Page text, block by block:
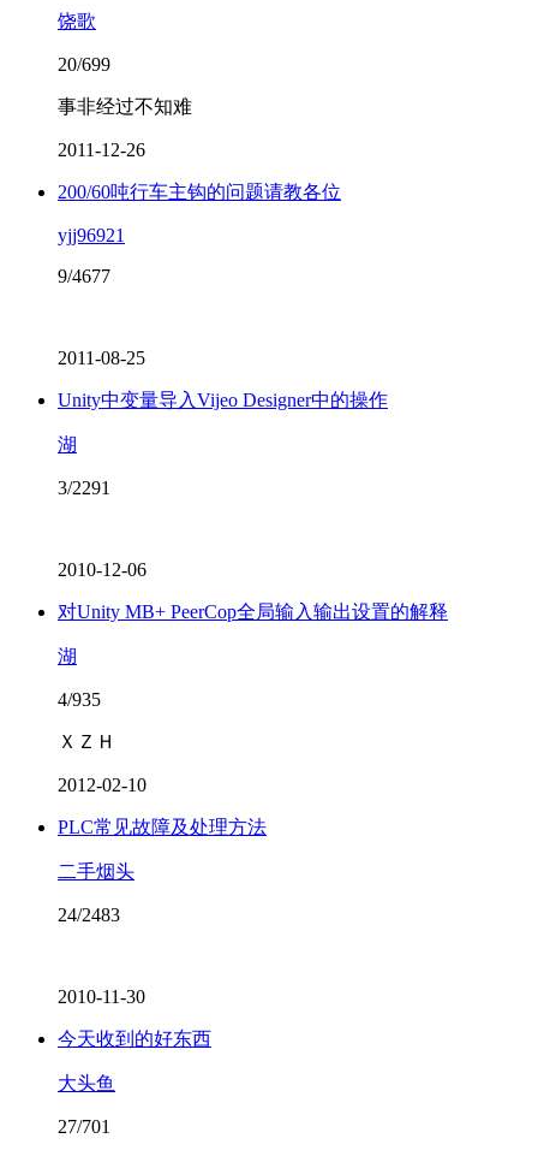
饶歌
20/699
事非经过不知难
2011-12-26
200/60吨行车主钩的问题请教各位
yjj96921
9/4677
2011-08-25
Unity中变量导入Vijeo Designer中的操作
湖
3/2291
2010-12-06
对Unity MB+ PeerCop全局输入输出设置的解释
湖
4/935
ＸＺＨ
2012-02-10
PLC常见故障及处理方法
二手烟头
24/2483
2010-11-30
今天收到的好东西
大头鱼
27/701